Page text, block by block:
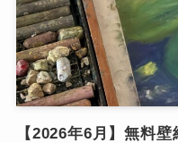
【2026年6月】無料